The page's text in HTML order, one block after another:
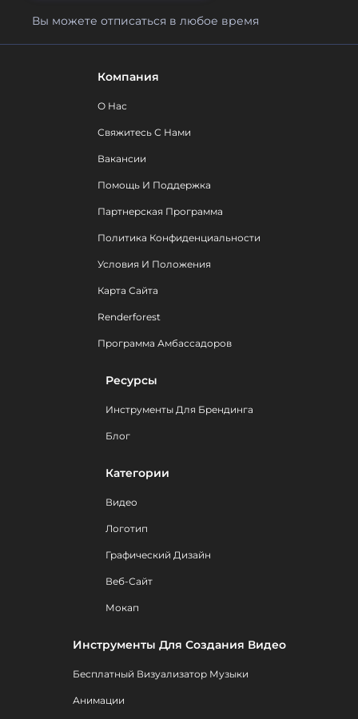
Вы можете отписаться в любое время
Компания
О Нас
Свяжитесь С Нами
Вакансии
Помощь И Поддержка
Партнерская Программа
Политика Конфиденциальности
Условия И Положения
Карта Сайта
Renderforest
Программа Амбассадоров
Ресурсы
Инструменты Для Брендинга
Блог
Категории
Видео
Логотип
Графический Дизайн
Веб-Сайт
Мокап
Инструменты Для Создания Видео
Бесплатный Визуализатор Музыки
Анимации